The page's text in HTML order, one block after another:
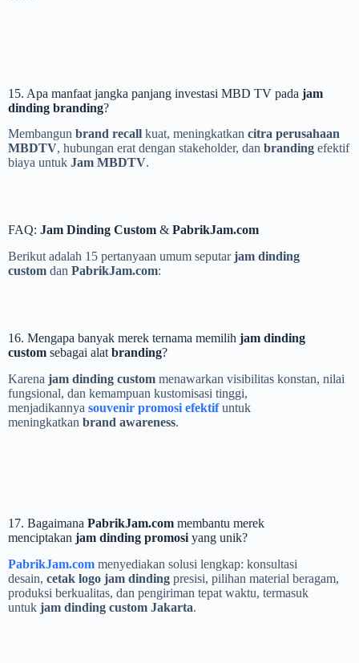
15. Apa manfaat jangka panjang investasi MBD TV pada jam
dinding branding?
Membangun brand recall kuat, meningkatkan citra perusahaan
MBDTV, hubungan erat dengan stakeholder, dan branding efektif
biaya untuk Jam MBDTV.
FAQ: Jam Dinding Custom & PabrikJam.com
Berikut adalah 15 pertanyaan umum seputarjam dinding
custom dan PabrikJam.com:
16. Mengapa banyak merek ternama memilih jam dinding
custom sebagai alat branding?
Karena jam dinding custom menawarkan visibilitas konstan, nilai
fungsional, dan kemampuan kustomisasi tinggi,
menjadikannya souvenir promosi efektifuntuk
meningkatkan brand awareness.
17. Bagaimana PabrikJam.com membantu merek
menciptakan jam dinding promosi yang unik?
PabrikJam.com menyediakan solusi lengkap: konsultasi
desain, cetak logo jam dinding presisi, pilihan material beragam,
produksi berkualitas, dan pengiriman tepat waktu, termasuk
untuk jam dinding custom Jakarta.